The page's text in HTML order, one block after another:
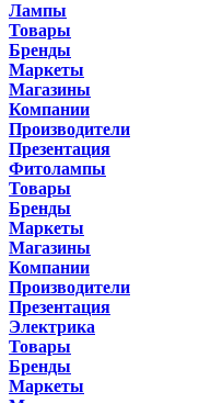
Лампы
Товары
Бренды
Маркеты
Магазины
Компании
Производители
Презентация
Фитолампы
Товары
Бренды
Маркеты
Магазины
Компании
Производители
Презентация
Электрика
Товары
Бренды
Маркеты